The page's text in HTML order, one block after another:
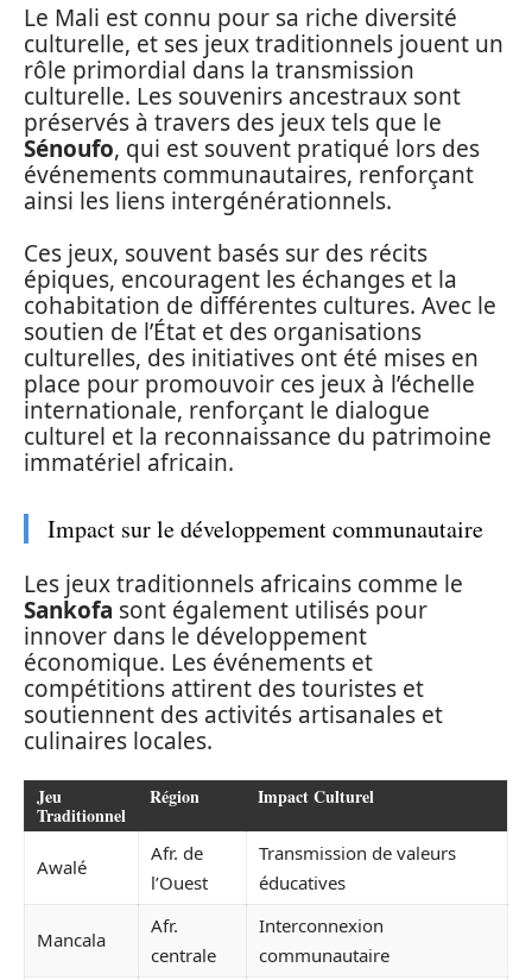
Le Mali est connu pour sa riche diversité
culturelle, et ses jeux traditionnels jouent un
rôle primordial dans la transmission
culturelle. Les souvenirs ancestraux sont
préservés à travers des jeux tels que le
Sénoufo, qui est souvent pratiqué lors des
événements communautaires, renforçant
ainsi les liens intergénérationnels.
Ces jeux, souvent basés sur des récits
épiques, encouragent les échanges et la
cohabitation de différentes cultures. Avec le
soutien de l’État et des organisations
culturelles, des initiatives ont été mises en
place pour promouvoir ces jeux à l’échelle
internationale, renforçant le dialogue
culturel et la reconnaissance du patrimoine
immatériel africain.
Impact sur le développement communautaire
Les jeux traditionnels africains comme le
Sankofa sont également utilisés pour
innover dans le développement
économique. Les événements et
compétitions attirent des touristes et
soutiennent des activités artisanales et
culinaires locales.
Jeu
Traditionnel
Région Impact Culturel
Awalé
Afr. de
l’Ouest
Transmission de valeurs
éducatives
Mancala
Afr.
centrale
Interconnexion
communautaire